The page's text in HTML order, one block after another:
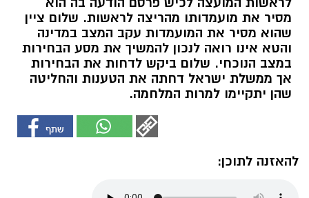
מסיר את מועמדותו מהריצה לראשות. שלום ציין
שהוא מסיר את המועמדות עקב המצב במדינה
והטא אינו רואה לנכון להמשיך את מסע הבחירות
במצב הנוכחי. שלום ביקש לדחות את הבחירות
אך ממשלת ישראל דחתה את הטענות והחליטה
שהן יתקיימו למרות המלחמה.
להאזנה לתוכן: